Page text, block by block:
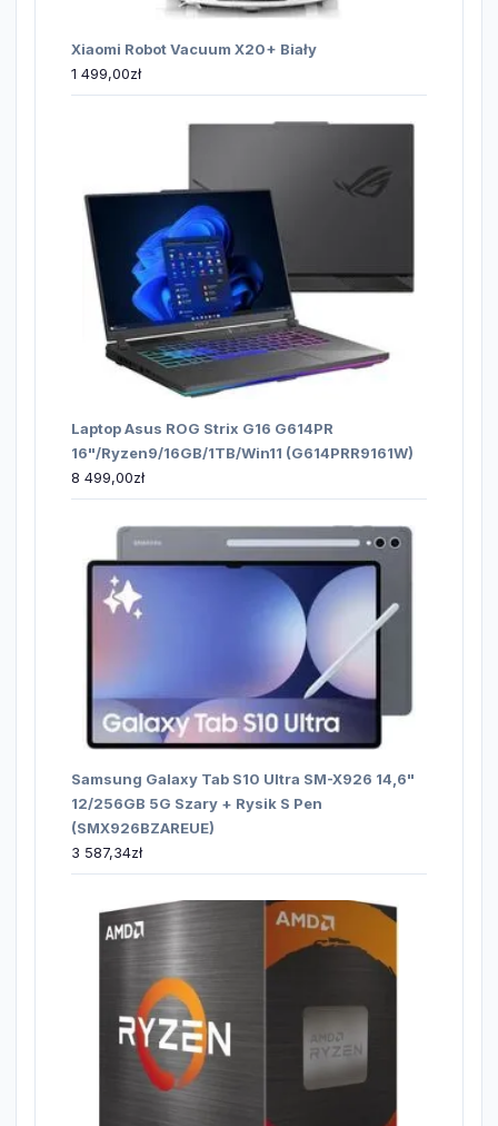
Xiaomi Robot Vacuum X20+ Biały
1 499,00zł
Laptop Asus ROG Strix G16 G614PR
16"/Ryzen9/16GB/1TB/Win11 (G614PRR9161W)
8 499,00zł
Samsung Galaxy Tab S10 Ultra SM-X926 14,6"
12/256GB 5G Szary + Rysik S Pen
(SMX926BZAREUE)
3 587,34zł